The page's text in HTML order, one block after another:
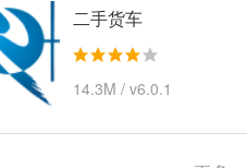
二手货车
14.3M / v6.0.1